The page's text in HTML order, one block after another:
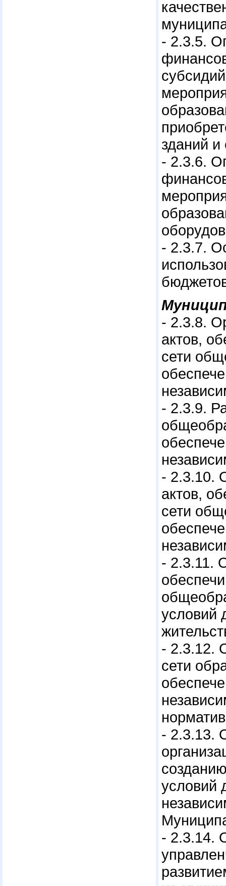
- 2.3.5.
зданий
- 2.3.6.
- 2.3.7.
- 2.3.8.
актов,
сети
- 2.3.9.
- 2.3.10.
актов,
сети
- 2.3.11.
условий
- 2.3.12.
сети
- 2.3.13.
условий
- 2.3.14.